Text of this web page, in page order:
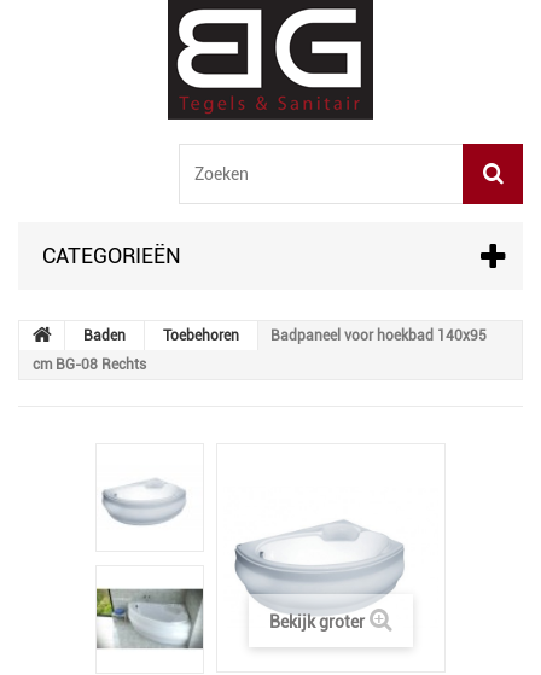
CATEGORIEËN
Baden Toebehoren
Badpaneel voor hoekbad 140x95
cm BG-08 Rechts
Bekijk groter